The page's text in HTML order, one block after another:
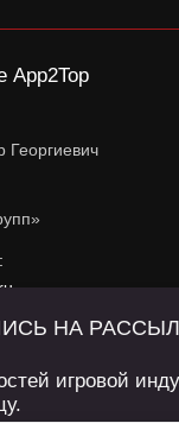
App2Top
Георгиевич
активная
cookie, данные
НА
игровой